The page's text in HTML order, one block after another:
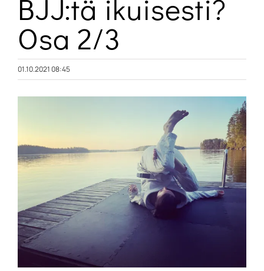
BJJ:tä ikuisesti?
Osa 2/3
01.10.2021 08:45
kuvaa
isompana